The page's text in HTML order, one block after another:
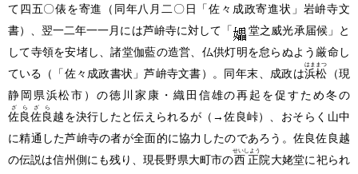
て四五〇俵を寄進
（同年八月二〇日「佐々成政寄進状」岩峅寺文
書）
、翌一二年一一月には芦峅寺に対して「
堂之威光承届候」と
して寺領を安堵し、諸堂伽藍の造営、仏供灯明を怠らぬよう厳命し
ている （「佐々成政書状」芦峅寺文書） 。同年末、成政は浜松
はままつ
（現
静岡県浜松市） の徳川家康・織田信雄の再起を促すため冬の
佐良佐良
ざらざら
越を決行したと伝えられるが （→佐良峠）
、おそらく山中
に精通した芦峅寺の者が全面的に協力したのであろう。佐良佐良越
の伝説は信州側にも残り、現長野県大町市の西正
せいしよう
院大姥堂に祀られ